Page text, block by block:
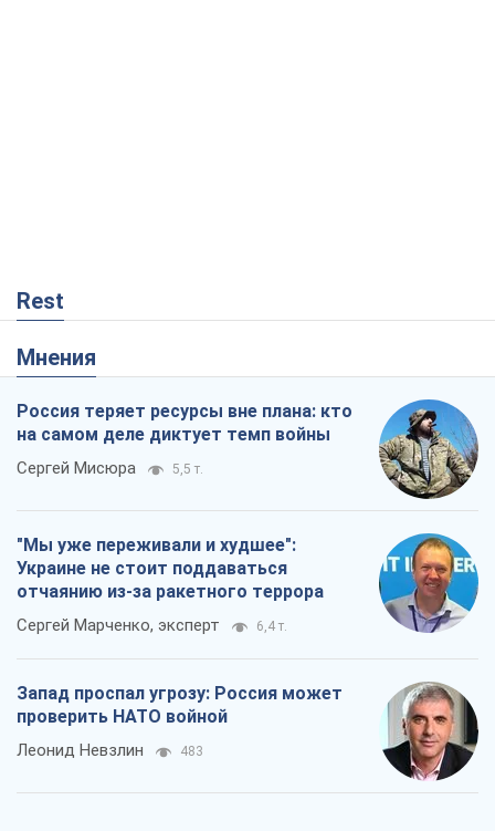
Rest
Мнения
Россия теряет ресурсы вне плана: кто
на самом деле диктует темп войны
Сергей Мисюра 5,5 т.
"Мы уже переживали и худшее":
Украине не стоит поддаваться
отчаянию из-за ракетного террора
Сергей Марченко, эксперт 6,4 т.
Запад проспал угрозу: Россия может
проверить НАТО войной
Леонид Невзлин 483